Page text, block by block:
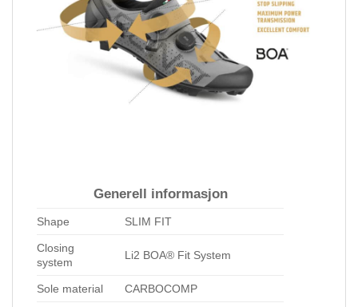
Generell informasjon
Shape SLIM FIT
Closing
system
Li2 BOA® Fit System
Sole material CARBOCOMP